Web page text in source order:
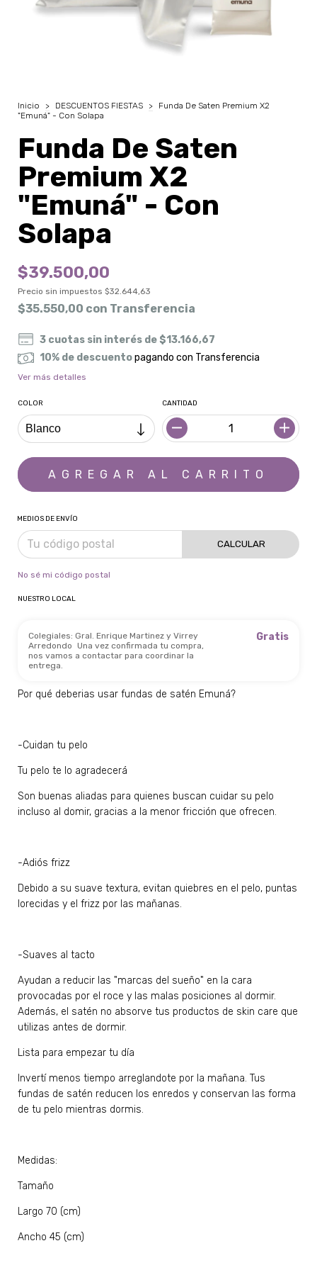
Inicio > DESCUENTOS FIESTAS >
Funda De Saten Premium X2
"Emuná" - Con Solapa
Funda De Saten
Premium X2
"Emuná" - Con
Solapa
$39.500,00
Precio sin impuestos $32.644,63
$35.550,00 con Transferencia
3 cuotas sin interés de$13.166,67
10% de descuentopagando con Transferencia
Ver más detalles
COLOR CANTIDAD
MEDIOS DE ENVÍO
CALCULAR
No sé mi código postal
NUESTRO LOCAL
Colegiales: Gral. Enrique Martinez y Virrey
Arredondo Una vez confirmada tu compra,
nos vamos a contactar para coordinar la
entrega.
Gratis
Por qué deberias usar fundas de satén Emuná?
-Cuidan tu pelo
Tu pelo te lo agradecerá
Son buenas aliadas para quienes buscan cuidar su pelo
incluso al domir, gracias a la menor fricción que ofrecen.
-Adiós frizz
Debido a su suave textura, evitan quiebres en el pelo, puntas
lorecidas y el frizz por las mañanas.
-Suaves al tacto
Ayudan a reducir las "marcas del sueño" en la cara
provocadas por el roce y las malas posiciones al dormir.
Además, el satén no absorve tus productos de skin care que
utilizas antes de dormir.
Lista para empezar tu día
Invertí menos tiempo arreglandote por la mañana. Tus
fundas de satén reducen los enredos y conservan las forma
de tu pelo mientras dormis.
Medidas:
Tamaño
Largo 70 (cm)
Ancho 45 (cm)